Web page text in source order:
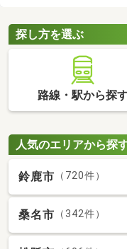
くださいね。
探し方を選ぶ
路線・駅から探
人気のエリアから探
鈴鹿市 （720件）
桑名市 （342件）